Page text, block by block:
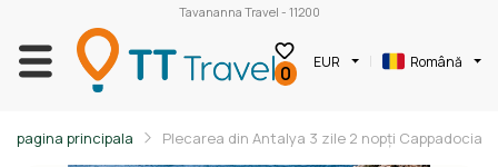
Tavananna Travel - 11200
0 EUR Română
pagina principala Plecarea din Antalya 3 zile 2 nopți Cappadocia